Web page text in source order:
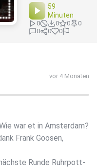
59
Minuten
0 0 0
0
0
0 0
vor 4 Monaten
war et in Amsterdam?
Frank Goosen,
Runde Ruhrpott-